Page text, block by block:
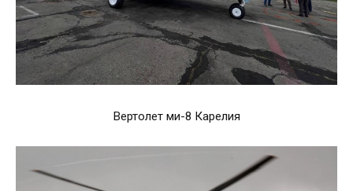
Вертолет ми-8 Карелия